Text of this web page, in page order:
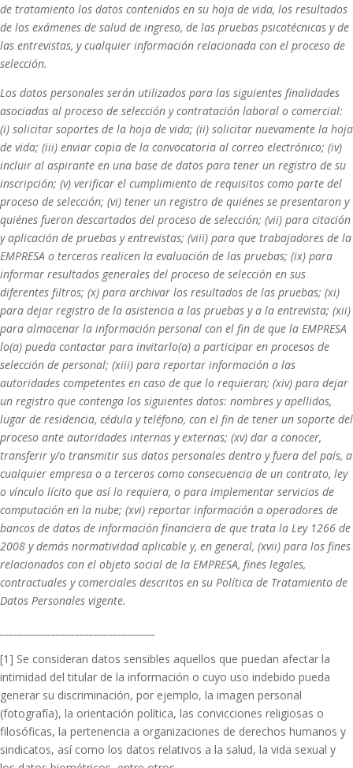
de tratamiento los datos contenidos en su hoja de vida, los resultados
de los exámenes de salud de ingreso, de las pruebas psicotécnicas y de
las entrevistas, y cualquier información relacionada con el proceso de
selección.
Los datos personales serán utilizados para las siguientes finalidades
asociadas al proceso de selección y contratación laboral o comercial:
(i) solicitar soportes de la hoja de vida; (ii) solicitar nuevamente la hoja
de vida; (iii) enviar copia de la convocatoria al correo electrónico; (iv)
incluir al aspirante en una base de datos para tener un registro de su
inscripción; (v) verificar el cumplimiento de requisitos como parte del
proceso de selección; (vi) tener un registro de quiénes se presentaron y
quiénes fueron descartados del proceso de selección; (vii) para citación
y aplicación de pruebas y entrevistas; (viii) para que trabajadores de la
EMPRESA o terceros realicen la evaluación de las pruebas; (ix) para
informar resultados generales del proceso de selección en sus
diferentes filtros; (x) para archivar los resultados de las pruebas; (xi)
para dejar registro de la asistencia a las pruebas y a la entrevista; (xii)
para almacenar la información personal con el fin de que la EMPRESA
lo(a) pueda contactar para invitarlo(a) a participar en procesos de
selección de personal; (xiii) para reportar información a las
autoridades competentes en caso de que lo requieran; (xiv) para dejar
un registro que contenga los siguientes datos: nombres y apellidos,
lugar de residencia, cédula y teléfono, con el fin de tener un soporte del
proceso ante autoridades internas y externas; (xv) dar a conocer,
transferir y/o transmitir sus datos personales dentro y fuera del país, a
cualquier empresa o a terceros como consecuencia de un contrato, ley
o vínculo lícito que así lo requiera, o para implementar servicios de
computación en la nube; (xvi) reportar información a operadores de
bancos de datos de información financiera de que trata la Ley 1266 de
2008 y demás normatividad aplicable y, en general, (xvii) para los fines
relacionados con el objeto social de la EMPRESA, fines legales,
contractuales y comerciales descritos en su Política de Tratamiento de
Datos Personales vigente.
[1] Se consideran datos sensibles aquellos que puedan afectar la
intimidad del titular de la información o cuyo uso indebido pueda
generar su discriminación, por ejemplo, la imagen personal
(fotografía), la orientación política, las convicciones religiosas o
filosóficas, la pertenencia a organizaciones de derechos humanos y
sindicatos, así como los datos relativos a la salud, la vida sexual y